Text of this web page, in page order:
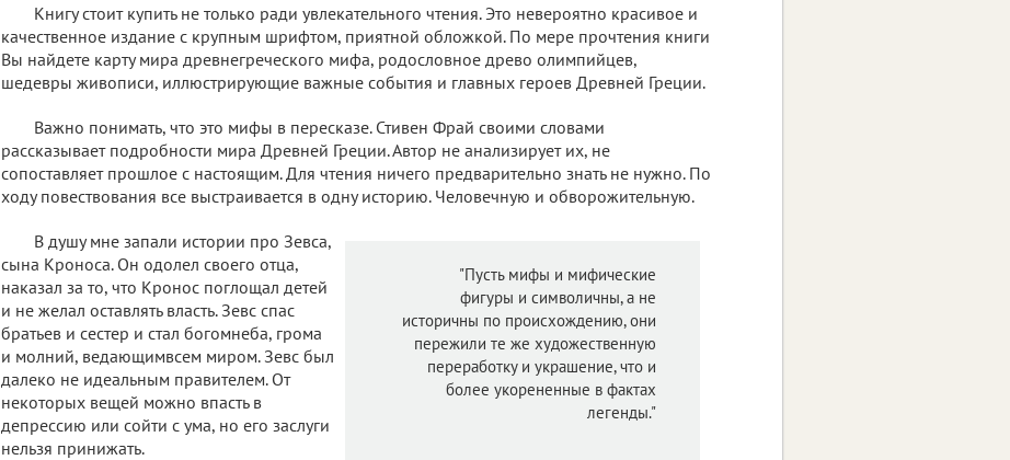
Книгу стоит купить не только ради увлекательного чтения. Это невероятно красивое и
качественное издание с крупным шрифтом, приятной обложкой. По мере прочтения книги
Вы найдете карту мира древнегреческого мифа, родословное древо олимпийцев,
шедевры живописи, иллюстрирующие важные события и главных героев Древней Греции.
Важно понимать, что это мифы в пересказе. Стивен Фрай своими словами
рассказывает подробности мира Древней Греции. Автор не анализирует их, не
сопоставляет прошлое с настоящим. Для чтения ничего предварительно знать не нужно. По
ходу повествования все выстраивается в одну историю. Человечную и обворожительную.
"Пусть мифы и мифические
фигуры и символичны, а не
историчны по происхождению, они
пережили те же художественную
переработку и украшение, что и
более укорененные в фактах
легенды."
В душу мне запали истории про Зевса,
сына Кроноса. Он одолел своего отца,
наказал за то, что Кронос поглощал детей
и не желал оставлять власть. Зевс спас
братьев и сестер и стал богомнеба, грома
и молний, ведающимвсем миром. Зевс был
далеко не идеальным правителем. От
некоторых вещей можно впасть в
депрессию или сойти с ума, но его заслуги
нельзя принижать.